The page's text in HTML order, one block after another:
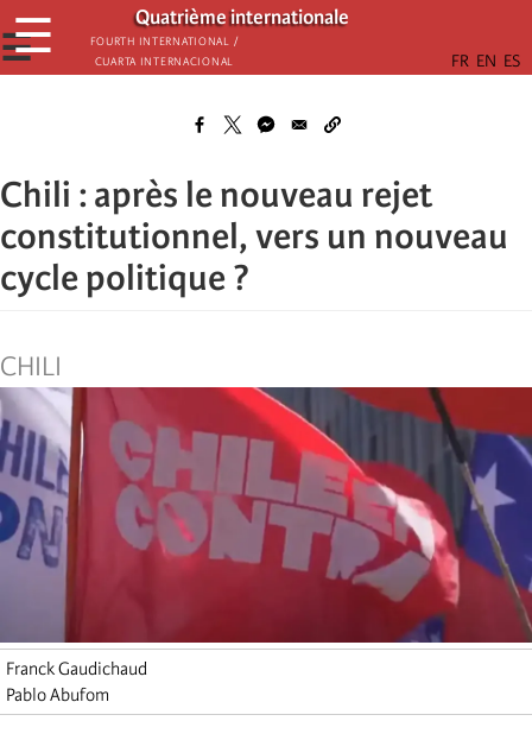
Passar
para
o
Quatrième internationale
Fourth International /
Cuarta Internacional
☰
☰
Chili : après le nouveau rejet
constitutionnel, vers un nouveau
cycle politique ?
CHILI
Franck Gaudichaud
Pablo Abufom